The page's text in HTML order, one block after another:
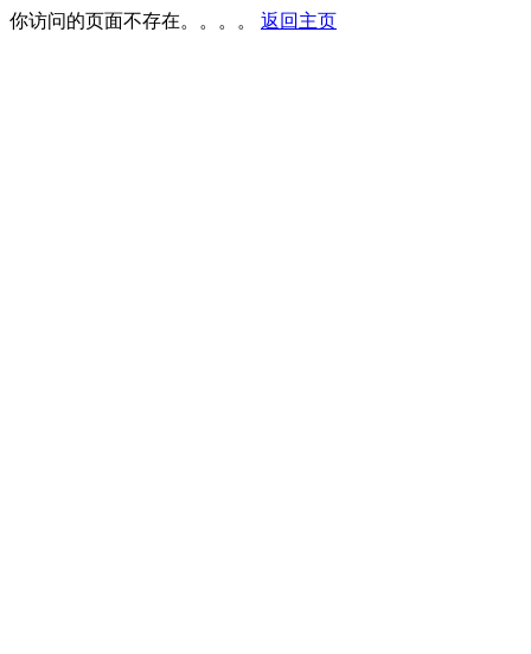
你访问的页面不存在。。。。 返回主页